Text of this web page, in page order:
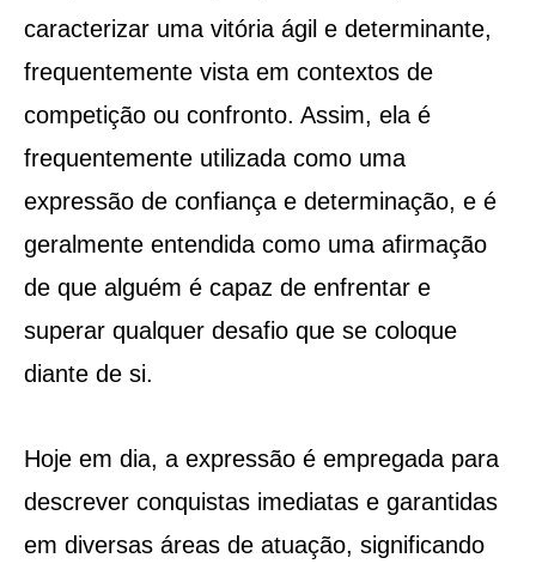
caracterizar uma vitória ágil e determinante,
frequentemente vista em contextos de
competição ou confronto. Assim, ela é
frequentemente utilizada como uma
expressão de confiança e determinação, e é
geralmente entendida como uma afirmação
de que alguém é capaz de enfrentar e
superar qualquer desafio que se coloque
diante de si.
Hoje em dia, a expressão é empregada para
descrever conquistas imediatas e garantidas
em diversas áreas de atuação, significando